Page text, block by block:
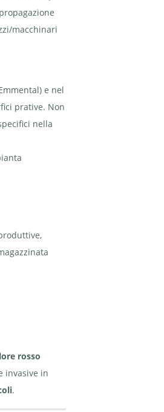
macchinari
e nel
prative. Non
nella
rosso
invasive in
.